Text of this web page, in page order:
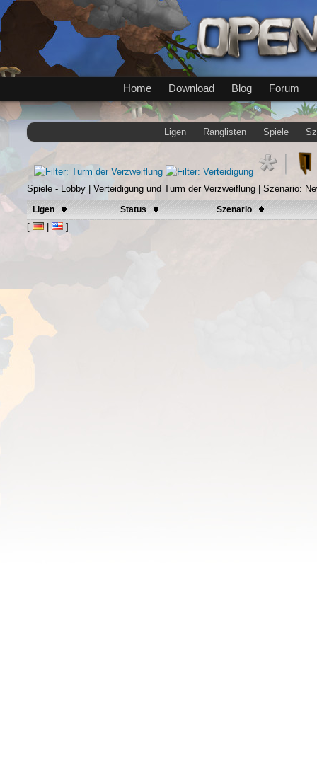
Home Download Blog Forum
Ligen Ranglisten Spiele
Spiele - Lobby | Verteidigung und Turm der Verzweiflung | Szenario:
Ligen Status Szenario
[ | ]